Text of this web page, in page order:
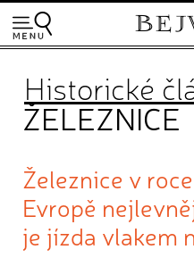
Historické
ŽELEZNICE
Železnice v
Evropě
je jízda vlakem